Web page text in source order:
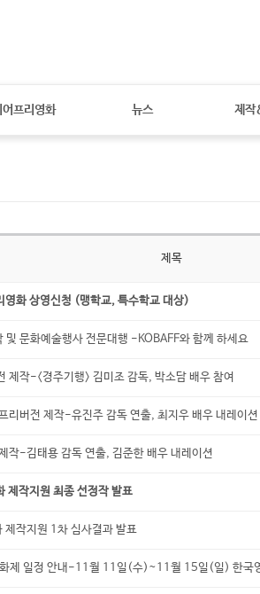
어프리영화 뉴스 제작
제목
화 상영신청 (맹학교, 특수학교 대상)
및 문화예술행사 전문대행 -KOBAFF와 함께 하세요
제작-<경주기행> 김미조 감독, 박소담 배우 참여
리버전 제작-유진주 감독 연출, 최지우 배우 내레이션
작-김태용 감독 연출, 김준한 배우 내레이션
제작지원 최종 선정작 발표
작지원 1차 심사결과 발표
제 일정 안내-11월 11일(수)~11월 15일(일) 한국